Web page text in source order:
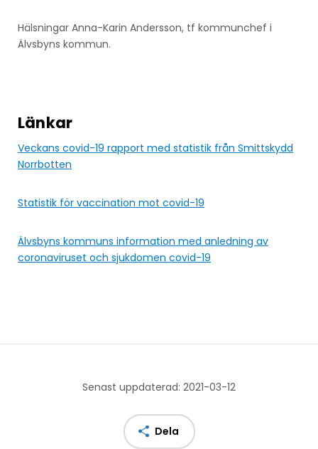
Hälsningar Anna-Karin Andersson, tf kommunchef i
Älvsbyns kommun.
Länkar
Veckans covid-19 rapport med statistik från Smittskydd
Norrbotten
Statistik för vaccination mot covid-19
Älvsbyns kommuns information med anledning av
coronaviruset och sjukdomen covid-19
Senast uppdaterad: 2021-03-12
Dela